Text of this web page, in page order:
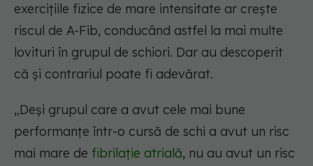
exercițiile fizice de mare intensitate ar crește
riscul de A-Fib, conducând astfel la mai multe
lovituri în grupul de schiori. Dar au descoperit
că și contrariul poate fi adevărat.
„Deși grupul care a avut cele mai bune
performanțe într-o cursă de schi a avut un risc
mai mare de fibrilație atrială, nu au avut un risc